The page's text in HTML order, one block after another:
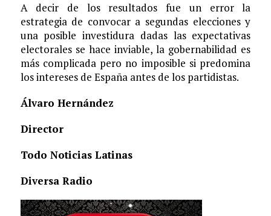
A decir de los resultados fue un error la
estrategia de convocar a segundas elecciones y
una posible investidura dadas las expectativas
electorales se hace inviable, la gobernabilidad es
más complicada pero no imposible si predomina
los intereses de España antes de los partidistas.
Álvaro Hernández
Director
Todo Noticias Latinas
Diversa Radio